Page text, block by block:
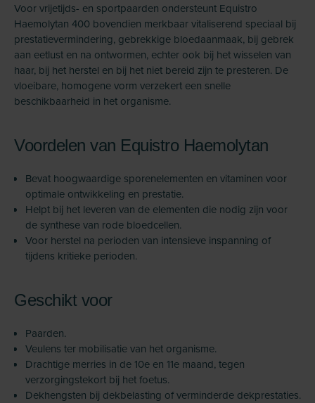
Voor vrijetijds- en sportpaarden ondersteunt Equistro
Haemolytan 400 bovendien merkbaar vitaliserend speciaal bij
prestatievermindering, gebrekkige bloedaanmaak, bij gebrek
aan eetlust en na ontwormen, echter ook bij het wisselen van
haar, bij het herstel en bij het niet bereid zijn te presteren. De
vloeibare, homogene vorm verzekert een snelle
beschikbaarheid in het organisme.
Voordelen van Equistro Haemolytan
Bevat hoogwaardige sporenelementen en vitaminen voor
optimale ontwikkeling en prestatie.
Helpt bij het leveren van de elementen die nodig zijn voor
de synthese van rode bloedcellen.
Voor herstel na perioden van intensieve inspanning of
tijdens kritieke perioden.
Geschikt voor
Paarden.
Veulens ter mobilisatie van het organisme.
Drachtige merries in de 10e en 11e maand, tegen
verzorgingstekort bij het foetus.
Dekhengsten bij dekbelasting of verminderde dekprestaties.